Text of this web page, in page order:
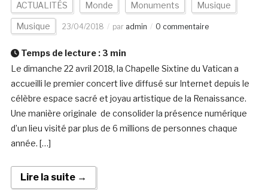
ACTUALITÉS Monde Monuments Musique
Musique 23/04/2018 par admin 0 commentaire
Temps de lecture : 3 min
Le dimanche 22 avril 2018, la Chapelle Sixtine du Vatican a
accueilli le premier concert live diffusé sur Internet depuis le
célèbre espace sacré et joyau artistique de la Renaissance.
Une manière originale de consolider la présence numérique
d’un lieu visité par plus de 6 millions de personnes chaque
année. […]
Lire la suite →